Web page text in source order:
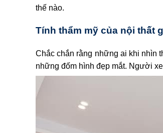
thế nào.
Tính thẩm mỹ của nội thất
Chắc chắn rằng những ai khi nhìn
những đốm hình đẹp mắt. Người